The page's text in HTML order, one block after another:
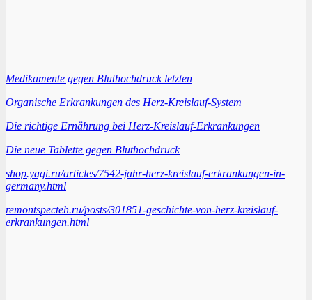
Medikamente gegen Bluthochdruck letzten
Organische Erkrankungen des Herz-Kreislauf-System
Die richtige Ernährung bei Herz-Kreislauf-Erkrankungen
Die neue Tablette gegen Bluthochdruck
shop.yagi.ru/articles/7542-jahr-herz-kreislauf-erkrankungen-in-
germany.html
remontspecteh.ru/posts/301851-geschichte-von-herz-kreislauf-
erkrankungen.html